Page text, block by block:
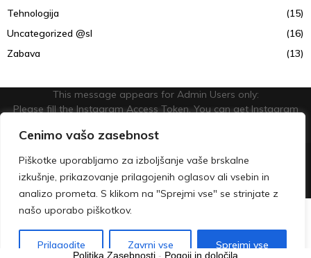
Cenimo vašo zasebnost
Piškotke uporabljamo za izboljšanje vaše brskalne
izkušnje, prikazovanje prilagojenih oglasov ali vsebin in
analizo prometa. S klikom na "Sprejmi vse" se strinjate z
našo uporabo piškotkov.
Prilagodite Zavrni vse Sprejmi vse
Tehnologija
(15)
Uncategorized @sl
(16)
Zabava
(13)
This message appears for Admin Users only:
Please fill the Instagram Access Token. You can get Instagram
@2023 - lepsoncendan.com. All Right Reserved.
O nas Kontakt
Politika Zasebnosti - Pogoji in določila